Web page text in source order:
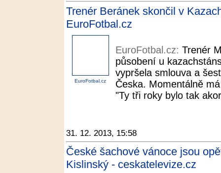
Trenér Beránek skončil v
EuroFotbal.cz
EuroFotbal.cz
EuroFotbal.cz: Trenér
působení u
vypršela smlouva a
Česka. Momentálně
"Ty tři roky bylo tak
31. 12. 2013, 15:58
České šachové vánoce jsou
Kislinský - ceskatelevize.cz